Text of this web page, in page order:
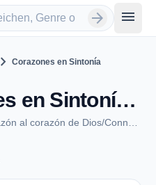
arrow_forward menu
chevron_right Corazones en Sintonía
Corazones en Sintonía - Garland, TX